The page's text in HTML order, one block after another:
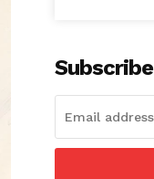
Subscribe